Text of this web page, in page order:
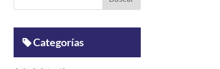
Categorías